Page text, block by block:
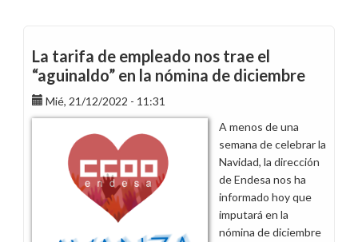
La tarifa de empleado nos trae el
“aguinaldo” en la nómina de diciembre
Mié, 21/12/2022 - 11:31
A menos de una
semana de celebrar la
Navidad, la dirección
de Endesa nos ha
informado hoy que
imputará en la
nómina de diciembre